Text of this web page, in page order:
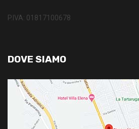
P.IVA: 01817100678
DOVE SIAMO